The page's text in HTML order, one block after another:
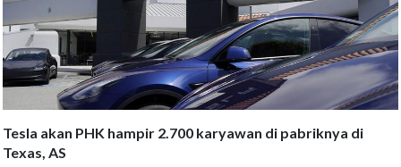
Tesla akan PHK hampir 2.700 karyawan di pabriknya di
Texas, AS